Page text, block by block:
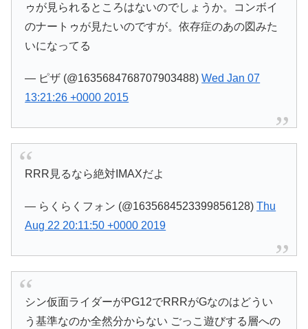
ゥが見られるところはないのでしょうか。コンボイ
のナートゥが見たいのですが。依存症のあの図みた
いになってる
— ピザ (@1635684768707903488)Wed Jan 07
13:21:26 +0000 2015
RRR見るなら絶対IMAXだよ
— らくらくフォン (@1635684523399856128)Thu
Aug 22 20:11:50 +0000 2019
シン仮面ライダーがPG12でRRRがGなのはどうい
う基準なのか全然分からない ごっこ遊びする層への